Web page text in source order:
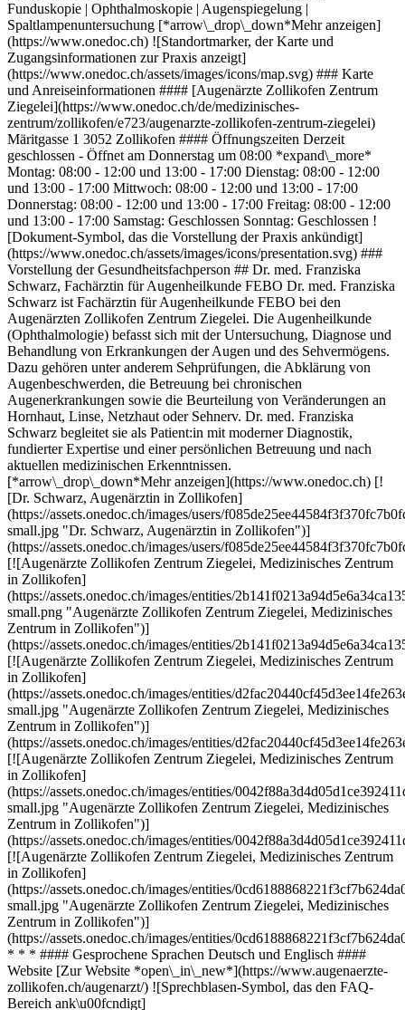
Funduskopie | Ophthalmoskopie | Augenspiegelung |
Spaltlampenuntersuchung [*arrow\_drop\_down*Mehr anzeigen]
(https://www.onedoc.ch) ![Standortmarker, der Karte und
Zugangsinformationen zur Praxis anzeigt]
(https://www.onedoc.ch/assets/images/icons/map.svg) ### Karte
und Anreiseinformationen #### [Augenärzte Zollikofen Zentrum
Ziegelei](https://www.onedoc.ch/de/medizinisches-
zentrum/zollikofen/e723/augenarzte-zollikofen-zentrum-ziegelei)
Märitgasse 1 3052 Zollikofen #### Öffnungszeiten Derzeit
geschlossen - Öffnet am Donnerstag um 08:00 *expand\_more*
Montag: 08:00 - 12:00 und 13:00 - 17:00 Dienstag: 08:00 - 12:00
und 13:00 - 17:00 Mittwoch: 08:00 - 12:00 und 13:00 - 17:00
Donnerstag: 08:00 - 12:00 und 13:00 - 17:00 Freitag: 08:00 - 12:00
und 13:00 - 17:00 Samstag: Geschlossen Sonntag: Geschlossen !
[Dokument-Symbol, das die Vorstellung der Praxis ankündigt]
(https://www.onedoc.ch/assets/images/icons/presentation.svg) ###
Vorstellung der Gesundheitsfachperson ## Dr. med. Franziska
Schwarz, Fachärztin für Augenheilkunde FEBO Dr. med. Franziska
Schwarz ist Fachärztin für Augenheilkunde FEBO bei den
Augenärzten Zollikofen Zentrum Ziegelei. Die Augenheilkunde
(Ophthalmologie) befasst sich mit der Untersuchung, Diagnose und
Behandlung von Erkrankungen der Augen und des Sehvermögens.
Dazu gehören unter anderem Sehprüfungen, die Abklärung von
Augenbeschwerden, die Betreuung bei chronischen
Augenerkrankungen sowie die Beurteilung von Veränderungen an
Hornhaut, Linse, Netzhaut oder Sehnerv. Dr. med. Franziska
Schwarz begleitet sie als Patient:in mit moderner Diagnostik,
fundierter Expertise und einer persönlichen Betreuung und nach
aktuellen medizinischen Erkenntnissen.
[*arrow\_drop\_down*Mehr anzeigen](https://www.onedoc.ch) [!
[Dr. Schwarz, Augenärztin in Zollikofen]
(https://assets.onedoc.ch/images/users/
small.jpg "Dr. Schwarz, Augenärztin in Zollikofen")]
(https://assets.onedoc.ch/images/users/
[![Augenärzte Zollikofen Zentrum Ziegelei, Medizinisches Zentrum
in Zollikofen]
(https://assets.onedoc.ch/images/entities/
small.png "Augenärzte Zollikofen Zentrum Ziegelei, Medizinisches
Zentrum in Zollikofen")]
(https://assets.onedoc.ch/images/entities/
[![Augenärzte Zollikofen Zentrum Ziegelei, Medizinisches Zentrum
in Zollikofen]
(https://assets.onedoc.ch/images/entities/
small.jpg "Augenärzte Zollikofen Zentrum Ziegelei, Medizinisches
Zentrum in Zollikofen")]
(https://assets.onedoc.ch/images/entities/
[![Augenärzte Zollikofen Zentrum Ziegelei, Medizinisches Zentrum
in Zollikofen]
(https://assets.onedoc.ch/images/entities/
small.jpg "Augenärzte Zollikofen Zentrum Ziegelei, Medizinisches
Zentrum in Zollikofen")]
(https://assets.onedoc.ch/images/entities/
[![Augenärzte Zollikofen Zentrum Ziegelei, Medizinisches Zentrum
in Zollikofen]
(https://assets.onedoc.ch/images/entities/
small.jpg "Augenärzte Zollikofen Zentrum Ziegelei, Medizinisches
Zentrum in Zollikofen")]
(https://assets.onedoc.ch/images/entities/
* * * #### Gesprochene Sprachen Deutsch und Englisch ####
Website [Zur Website *open\_in\_new*](https://www.augenaerzte-
zollikofen.ch/augenarzt/) ![Sprechblasen-Symbol, das den FAQ-
Bereich ank\u00fcndigt]